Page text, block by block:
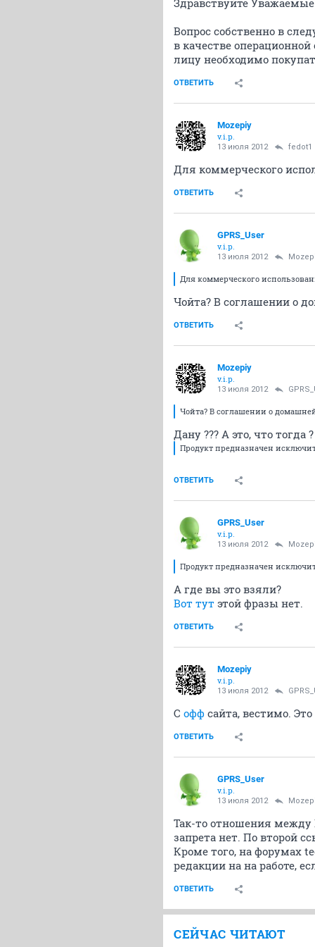
Здравствуйте
Вопрос собственно в
в качестве
лицу необходимо
ОТВЕТИТЬ
Mozepiy
v.i.p.
13 июля 2012 fedot1
Для коммерческого
ОТВЕТИТЬ
GPRS_User
v.i.p.
13 июля 2012
Для коммерческого
Чойта? В соглашении о
ОТВЕТИТЬ
Mozepiy
v.i.p.
13 июля 2012
Чойта? В соглашении о
Дану ??? А это, что тогда ?
Продукт предназначен
ОТВЕТИТЬ
GPRS_User
v.i.p.
13 июля 2012
Продукт предназначен
А где вы это взяли?
Вот тут этой фразы нет.
ОТВЕТИТЬ
Mozepiy
v.i.p.
13 июля 2012
С офф сайта, вестимо.
ОТВЕТИТЬ
GPRS_User
v.i.p.
13 июля 2012
Так-то отношения между
запрета нет. По второй
Кроме того, на форумах
редакции на на работе,
ОТВЕТИТЬ
СЕЙЧАС ЧИТАЮТ